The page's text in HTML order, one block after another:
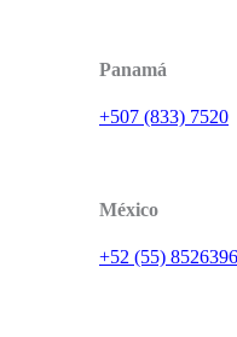
Panamá
+507 (833) 7520
México
+52 (55)